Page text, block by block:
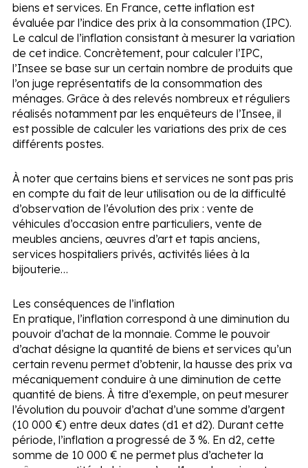
biens et services. En France, cette inflation est
évaluée par l’indice des prix à la consommation (IPC).
Le calcul de l’inflation consistant à mesurer la variation
de cet indice. Concrètement, pour calculer l’IPC,
l’Insee se base sur un certain nombre de produits que
l’on juge représentatifs de la consommation des
ménages. Grâce à des relevés nombreux et réguliers
réalisés notamment par les enquêteurs de l’Insee, il
est possible de calculer les variations des prix de ces
différents postes.
À noter que certains biens et services ne sont pas pris
en compte du fait de leur utilisation ou de la difficulté
d’observation de l’évolution des prix : vente de
véhicules d’occasion entre particuliers, vente de
meubles anciens, œuvres d’art et tapis anciens,
services hospitaliers privés, activités liées à la
bijouterie…
Les conséquences de l’inflation
En pratique, l’inflation correspond à une diminution du
pouvoir d’achat de la monnaie. Comme le pouvoir
d’achat désigne la quantité de biens et services qu’un
certain revenu permet d’obtenir, la hausse des prix va
mécaniquement conduire à une diminution de cette
quantité de biens. À titre d’exemple, on peut mesurer
l’évolution du pouvoir d’achat d’une somme d’argent
(10 000 €) entre deux dates (d1 et d2). Durant cette
période, l’inflation a progressé de 3 %. En d2, cette
somme de 10 000 € ne permet plus d’acheter la